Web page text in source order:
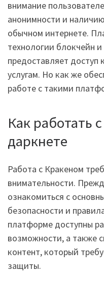
внимание
анонимности и
обычном интернете.
технологии блокчейн
предоставляет доступ
услугам. Но как же
работе с такими
Как работать
даркнете
Работа с Кракеном
внимательности.
ознакомиться с
безопасности и
платформе доступны
возможности, а также
контент, который
защиты.